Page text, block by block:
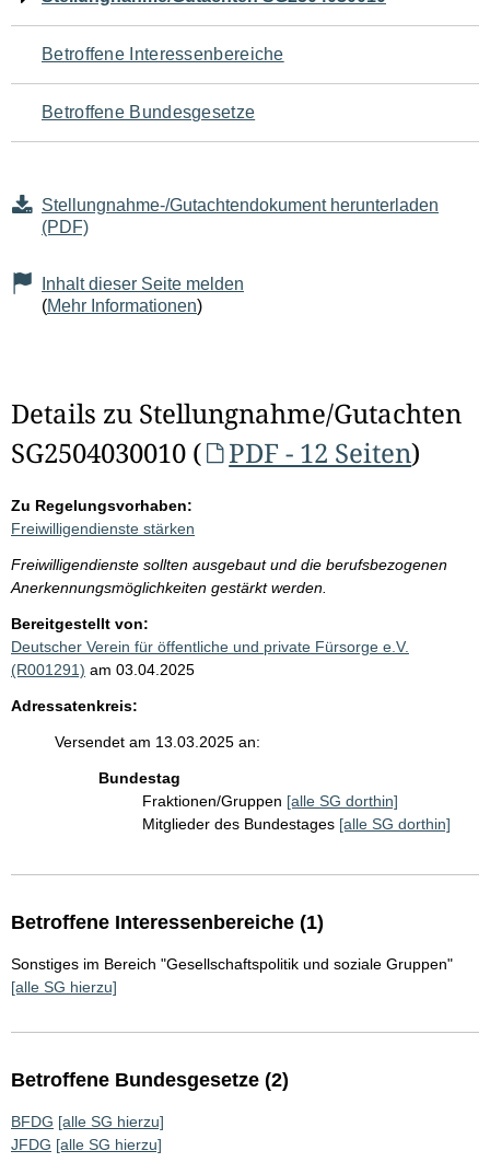
für
den
Seiteninhalt
Betroffene Interessenbereiche
Betroffene Bundesgesetze
Stellungnahme-/Gutachtendokument herunterladen
(PDF)
Inhalt dieser Seite melden
(Mehr Informationen)
Details zu Stellungnahme/Gutachten
SG2504030010 (
PDF - 12 Seiten)
Zu Regelungsvorhaben:
Freiwilligendienste stärken
Freiwilligendienste sollten ausgebaut und die berufsbezogenen
Anerkennungsmöglichkeiten gestärkt werden.
Bereitgestellt von:
Deutscher Verein für öffentliche und private Fürsorge e.V.
(R001291) am 03.04.2025
Adressatenkreis:
Versendet am 13.03.2025 an:
Bundestag
Fraktionen/Gruppen [alle SG dorthin]
Mitglieder des Bundestages [alle SG dorthin]
Betroffene Interessenbereiche (1)
Sonstiges im Bereich "Gesellschaftspolitik und soziale Gruppen"
[alle SG hierzu]
Betroffene Bundesgesetze (2)
BFDG [alle SG hierzu]
JFDG [alle SG hierzu]